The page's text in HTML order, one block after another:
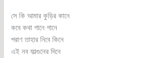
সে কি আমার কুড়ির কানে
কবে কথা গানে গানে
পরাণ তাহার নিবে কিনে
এই নব ফাল্গুনের দিনে